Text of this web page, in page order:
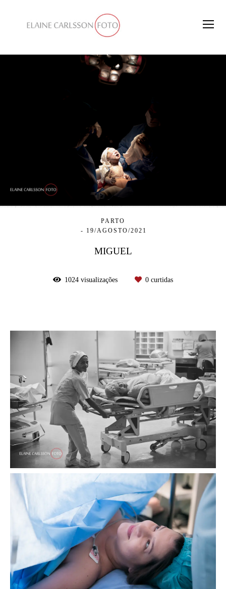
PARTO
19/AGOSTO/2021
MIGUEL
1024 visualizações 0 curtidas